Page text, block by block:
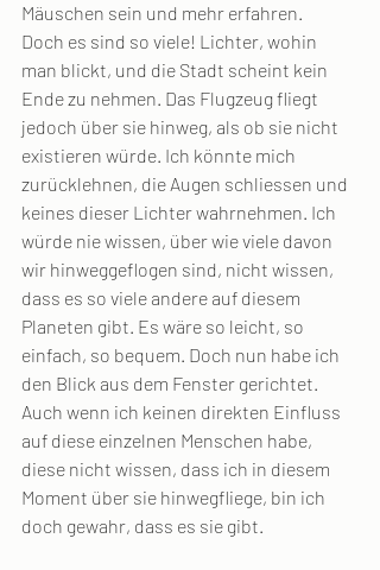
Mäuschen sein und mehr erfahren.
Doch es sind so viele! Lichter, wohin
man blickt, und die Stadt scheint kein
Ende zu nehmen. Das Flugzeug fliegt
jedoch über sie hinweg, als ob sie nicht
existieren würde. Ich könnte mich
zurücklehnen, die Augen schliessen und
keines dieser Lichter wahrnehmen. Ich
würde nie wissen, über wie viele davon
wir hinweggeflogen sind, nicht wissen,
dass es so viele andere auf diesem
Planeten gibt. Es wäre so leicht, so
einfach, so bequem. Doch nun habe ich
den Blick aus dem Fenster gerichtet.
Auch wenn ich keinen direkten Einfluss
auf diese einzelnen Menschen habe,
diese nicht wissen, dass ich in diesem
Moment über sie hinwegfliege, bin ich
doch gewahr, dass es sie gibt.